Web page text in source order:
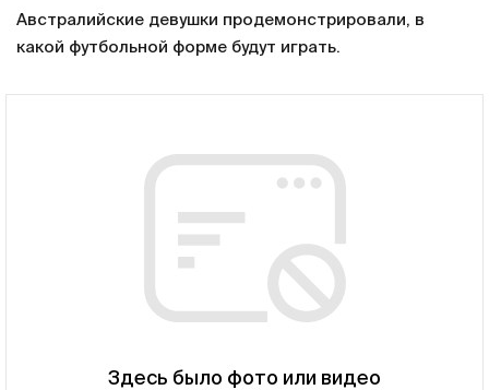
Австралийские девушки продемонстрировали, в
какой футбольной форме будут играть.
Здесь было фото или видео